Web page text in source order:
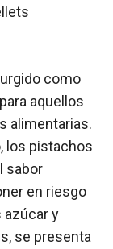
como
aquellos
alimentarias.
los pistachos
sabor
en riesgo
azúcar y
se presenta